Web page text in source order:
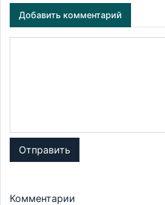
Добавить комментарий
Отправить
Комментарии